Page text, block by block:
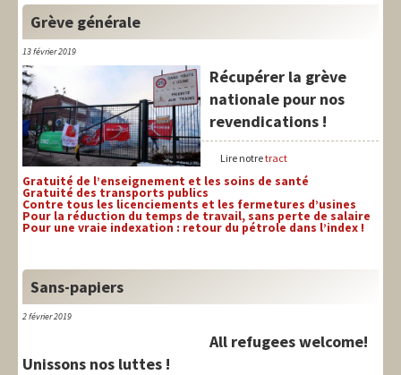
Grève générale
13 février 2019
Récupérer la grève
nationale pour nos
revendications !
Lire notretract
Gratuité de l’enseignement et les soins de santé
Gratuité des transports publics
Contre tous les licenciements et les fermetures d’usines
Pour la réduction du temps de travail, sans perte de salaire
Pour une vraie indexation : retour du pétrole dans l’index !
Sans-papiers
2 février 2019
All refugees welcome!
Unissons nos luttes !